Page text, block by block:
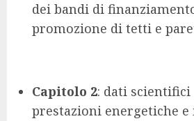
dei bandi di
promozione di tetti e
Capitolo 2: dati scientifici
prestazioni energetiche e